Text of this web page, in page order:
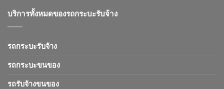
บริการทั้งหมดของรถกระบะรับจ้าง
รถกระบะรับจ้าง
รถกระบะขนของ
รถรับจ้างขนของ